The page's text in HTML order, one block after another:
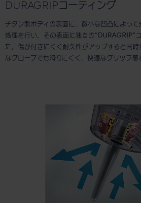
DURAGRIPコーティング
チタン製ボディの表面に、微小な凹凸によって
処理を行い、その表面に独自の“DURAGRIP”
た。傷が付きにくく耐久性がアップすると同
なグローブでも滑りにくく、快適なグリップ感